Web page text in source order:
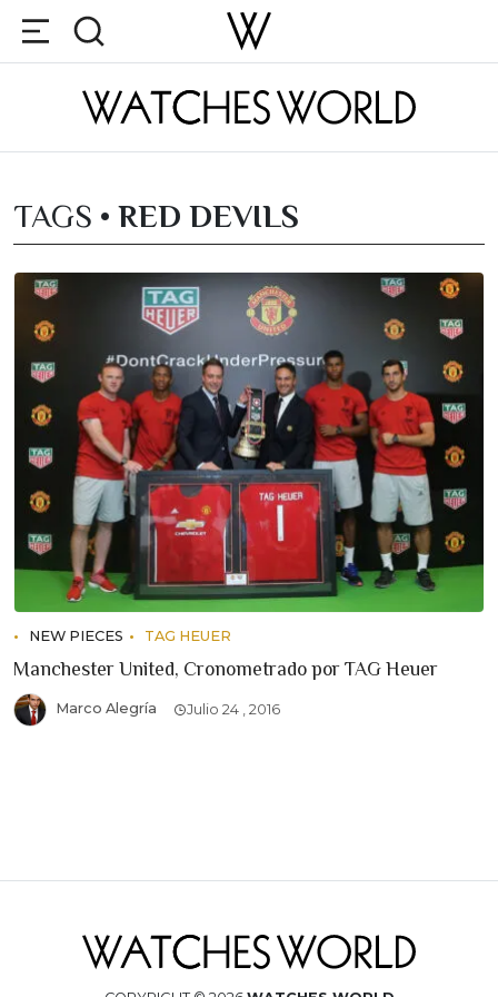
TAGS • RED DEVILS
NEW PIECES TAG HEUER
Manchester United, Cronometrado por TAG Heuer
Marco Alegría Julio 24 , 2016